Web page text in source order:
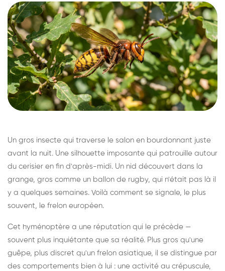
Un gros insecte qui traverse le salon en bourdonnant juste
avant la nuit. Une silhouette imposante qui patrouille autour
du cerisier en fin d'après-midi. Un nid découvert dans la
grange, gros comme un ballon de rugby, qui n'était pas là il
y a quelques semaines. Voilà comment se signale, le plus
souvent, le frelon européen.
Cet hyménoptère a une réputation qui le précède —
souvent plus inquiétante que sa réalité. Plus gros qu'une
guêpe, plus discret qu'un frelon asiatique, il se distingue par
des comportements bien à lui : une activité au crépuscule,